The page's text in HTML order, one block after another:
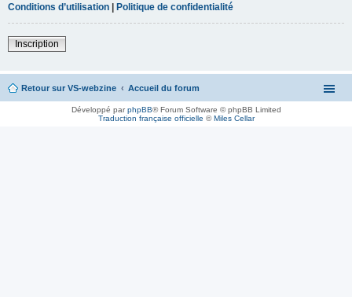
Conditions d’utilisation | Politique de confidentialité
Inscription
Retour sur VS-webzine Accueil du forum
Développé parphpBB® Forum Software © phpBB Limited
Traduction française officielle ©Miles Cellar